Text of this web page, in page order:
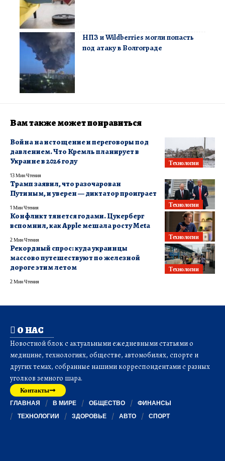
НПЗ и Wildberries могли попасть
под атаку в Волгограде
Вам также может понравиться
Технологии
Война на истощение и переговоры под
давлением. Что Кремль планирует в
Украине в 2026 году
13 Мин Чтения
Технологии
Трамп заявил, что разочарован
Путиным, и уверен — диктатор проиграет
1 Мин Чтения
Технологии
Конфликт тянется годами. Цукерберг
вспомнил, как Apple мешала росту Meta
2 Мин Чтения
Технологии
Рекордный спрос: куда украинцы
массово путешествуют по железной
дороге этим летом
2 Мин Чтения
О НАС
Новостной блок с актуальными ежедневными статьями о
медицине, технологиях, обществе, автомобилях, спорте и
других темах, собранные нашими корреспондентами с разных
уголков земного шара.
Контакты
ГЛАВНАЯ В МИРЕ ОБЩЕСТВО
ФИНАНСЫ
ТЕХНОЛОГИИ
ЗДОРОВЬЕ АВТО СПОРТ